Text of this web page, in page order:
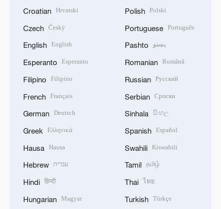
Croatian Hrvatski
Czech Český
English English
Esperanto Esperanto
Filipino Filipino
French Français
German Deutsch
Greek Ελληνικά
Hausa Hausa
Hebrew עברית
Hindi हिन्दी
Hungarian Magyar
Polish Polski
Portuguese Português
Pashto پښتو
Romanian Română
Russian Русский
Serbian Српски
Sinhala සිංහල
Spanish Español
Swahili Kiswahili
Tamil தமிழ்
Thai ไทย
Turkish Türkçe